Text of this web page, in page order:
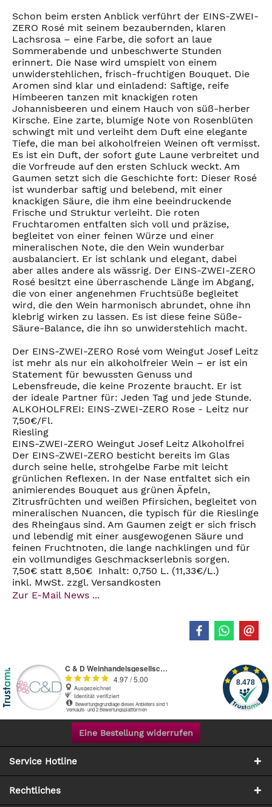
Schon beim ersten Anblick verführt der EINS-ZWEI-
ZERO Rosé mit seinem bezaubernden, klaren
Lachsrosa – eine Farbe, die sofort an laue
Sommerabende und unbeschwerte Stunden
erinnert. Die Nase wird umspielt von einem
unwiderstehlichen, frisch-fruchtigen Bouquet. Die
Aromen sind klar und einladend: Saftige, reife
Himbeeren tanzen mit knackigen roten
Johannisbeeren und einem Hauch von süß-herber
Kirsche. Eine zarte, blumige Note von Rosenblüten
schwingt mit und verleiht dem Duft eine elegante
Tiefe, die man bei alkoholfreien Weinen oft vermisst.
Es ist ein Duft, der sofort gute Laune verbreitet und
die Vorfreude auf den ersten Schluck weckt. Am
Gaumen setzt sich die Geschichte fort: Dieser Rosé
ist wunderbar saftig und belebend, mit einer
knackigen Säure, die ihm eine beeindruckende
Frische und Struktur verleiht. Die roten
Fruchtaromen entfalten sich voll und präzise,
begleitet von einer feinen Würze und einer
mineralischen Note, die den Wein wunderbar
ausbalanciert. Er ist schlank und elegant, dabei
aber alles andere als wässrig. Der EINS-ZWEI-ZERO
Rosé besitzt eine überraschende Länge im Abgang,
die von einer angenehmen Fruchtsüße begleitet
wird, die den Wein harmonisch abrundet, ohne ihn
klebrig wirken zu lassen. Es ist diese feine Süße-
Säure-Balance, die ihn so unwiderstehlich macht.
Der EINS-ZWEI-ZERO Rosé vom Weingut Josef Leitz
ist mehr als nur ein alkoholfreier Wein – er ist ein
Statement für bewussten Genuss und
Lebensfreude, die keine Prozente braucht. Er ist
der ideale Partner für: Jeden Tag und jede Stunde.
ALKOHOLFREI: EINS-ZWEI-ZERO Rose - Leitz nur
7,50€/Fl.
Riesling
EINS-ZWEI-ZERO Weingut Josef Leitz Alkoholfrei
Der EINS-ZWEI-ZERO besticht bereits im Glas
durch seine helle, strohgelbe Farbe mit leicht
grünlichen Reflexen. In der Nase entfaltet sich ein
animierendes Bouquet aus grünen Äpfeln,
Zitrusfrüchten und weißen Pfirsichen, begleitet von
mineralischen Nuancen, die typisch für die Rieslinge
des Rheingaus sind. Am Gaumen zeigt er sich frisch
und lebendig mit einer ausgewogenen Säure und
feinen Fruchtnoten, die lange nachklingen und für
ein vollmundiges Geschmackserlebnis sorgen.
7,50€ statt 8,50€ Inhalt: 0,750 L. (11,33€/L.)
inkl. MwSt. zzgl. Versandkosten
Zur E-Mail News ...
Eine Bestellung widerrufen
Service Hotline
Rechtliches